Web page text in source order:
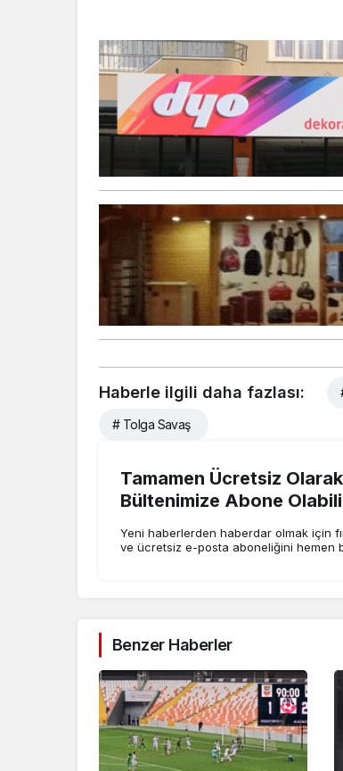
Haberle ilgili daha fazlası:
# Tolga Savaş
Tamamen Ücretsiz Olarak
Bültenimize Abone
Yeni haberlerden haberdar olmak için
ve ücretsiz e-posta aboneliğini hemen
Benzer Haberler